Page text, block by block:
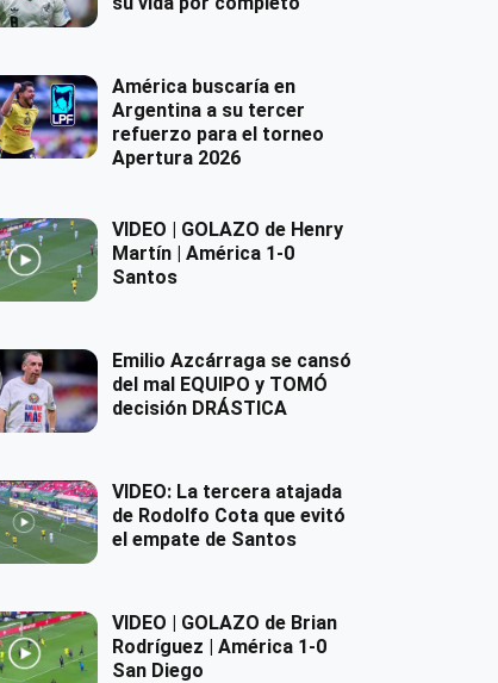
América buscaría en
Argentina a su tercer
refuerzo para el torneo
Apertura 2026
VIDEO | GOLAZO de Henry
Martín | América 1-0
Santos
Emilio Azcárraga se cansó
del mal EQUIPO y TOMÓ
decisión DRÁSTICA
VIDEO: La tercera atajada
de Rodolfo Cota que evitó
el empate de Santos
VIDEO | GOLAZO de Brian
Rodríguez | América 1-0
San Diego